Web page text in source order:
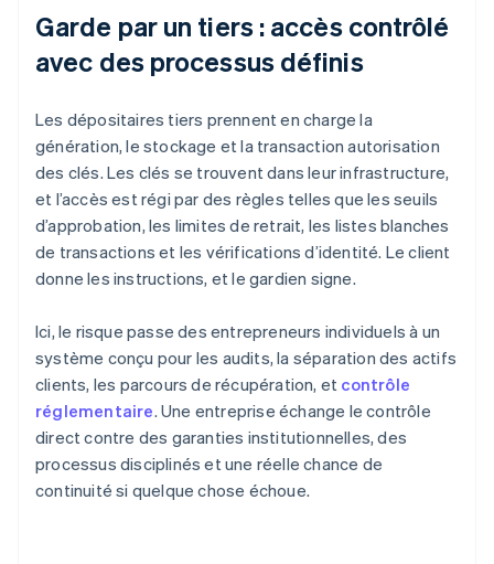
Garde par un tiers : accès contrôlé
avec des processus définis
Les dépositaires tiers prennent en charge la
génération, le stockage et la transaction autorisation
des clés. Les clés se trouvent dans leur infrastructure,
et l’accès est régi par des règles telles que les seuils
d’approbation, les limites de retrait, les listes blanches
de transactions et les vérifications d’identité. Le client
donne les instructions, et le gardien signe.
Ici, le risque passe des entrepreneurs individuels à un
système conçu pour les audits, la séparation des actifs
clients, les parcours de récupération, et contrôle
réglementaire. Une entreprise échange le contrôle
direct contre des garanties institutionnelles, des
processus disciplinés et une réelle chance de
continuité si quelque chose échoue.